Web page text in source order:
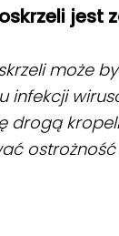
jest
może
infekcji
drogą